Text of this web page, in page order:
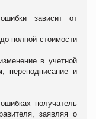
зависит от
полной стоимости
в учетной
переподписание и
получатель
заявляя о